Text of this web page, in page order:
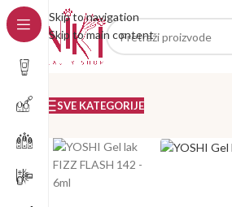
Skip to navigation
Skip to main content
SVE KATEGORIJE